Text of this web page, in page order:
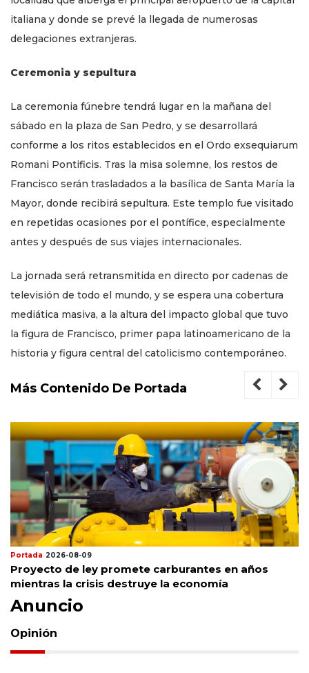
italiana y donde se prevé la llegada de numerosas
delegaciones extranjeras.
Ceremonia y sepultura
La ceremonia fúnebre tendrá lugar en la mañana del
sábado en la plaza de San Pedro, y se desarrollará
conforme a los ritos establecidos en el Ordo exsequiarum
Romani Pontificis. Tras la misa solemne, los restos de
Francisco serán trasladados a la basílica de Santa María la
Mayor, donde recibirá sepultura. Este templo fue visitado
en repetidas ocasiones por el pontífice, especialmente
antes y después de sus viajes internacionales.
La jornada será retransmitida en directo por cadenas de
televisión de todo el mundo, y se espera una cobertura
mediática masiva, a la altura del impacto global que tuvo
la figura de Francisco, primer papa latinoamericano de la
historia y figura central del catolicismo contemporáneo.
Más Contenido De Portada
Portada 2026-08-09
Proyecto de ley promete carburantes en años
mientras la crisis destruye la economía
Anuncio
Opinión